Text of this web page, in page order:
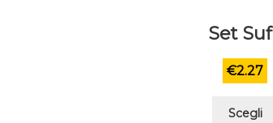
Set
€2.27
Scegli